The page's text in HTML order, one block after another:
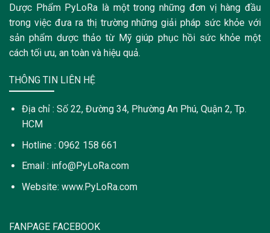
Dược Phẩm PyLoRa là một trong những đơn vị hàng đầu
trong việc đưa ra thị trường những giải pháp sức khỏe với
sản phẩm dược thảo từ Mỹ giúp phục hồi sức khỏe một
cách tối ưu, an toàn và hiệu quả.
THÔNG TIN LIÊN HỆ
Địa chỉ : Số 22, Đường 34, Phường An Phú, Quận 2, Tp.
HCM
Hotline : 0962 158 661
Email : info@PyLoRa.com
Website: www.PyLoRa.com
FANPAGE FACEBOOK